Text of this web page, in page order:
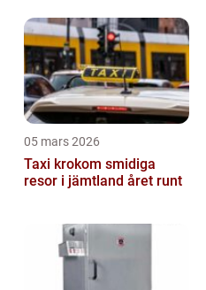
05 mars 2026
Taxi krokom smidiga
resor i jämtland året runt